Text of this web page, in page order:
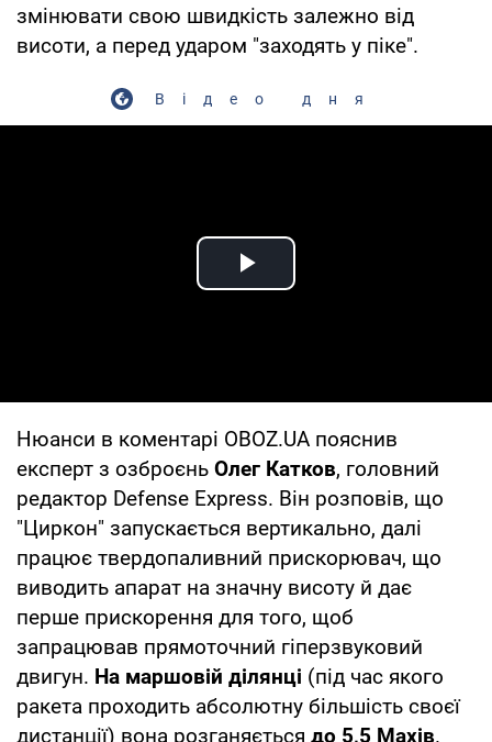
змінювати свою швидкість залежно від
висоти, а перед ударом "заходять у піке".
Відео дня
Play Video
Нюанси в коментарі OBOZ.UA пояснив
експерт з озброєнь Олег Катков, головний
редактор Defense Express. Він розповів, що
"Циркон" запускається вертикально, далі
працює твердопаливний прискорювач, що
виводить апарат на значну висоту й дає
перше прискорення для того, щоб
запрацював прямоточний гіперзвуковий
двигун. На маршовій ділянці (під час якого
ракета проходить абсолютну більшість своєї
дистанції) вона розганяється до 5,5 Махів.